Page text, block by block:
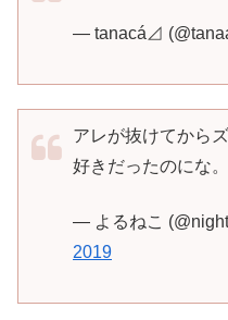
— tanacá⊿
アレが抜けてから
好きだったのにな。
— よるねこ
2019